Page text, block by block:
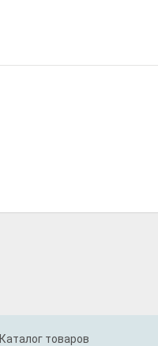
Каталог товаров